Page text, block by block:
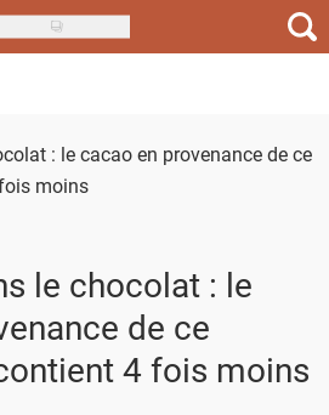
le chocolat : le
de ce
4 fois moins